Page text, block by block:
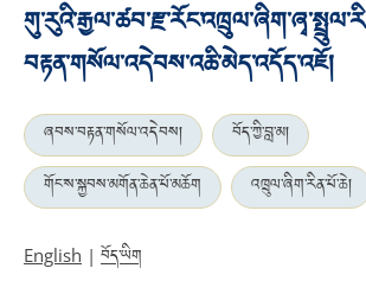
བརྟན་གསོལ་འདེབས་འཆི་མེད་འདོད་འཇོ།
ཞབས་བརྟན་གསོལ་འདེབས།
བོད་ཀྱི་བླ་མ།
གོང་ས་སྐྱབས་མགོན་ཆེན་པོ་མཆོག
འཁྲུལ་ཞིག་རིན་པོ་ཆེ།
English | བོད་ཡིག